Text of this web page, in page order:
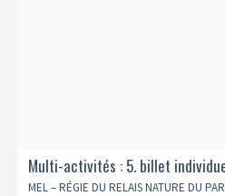
Multi-activités : 5. billet
MEL – RÉGIE DU RELAIS NATURE DU